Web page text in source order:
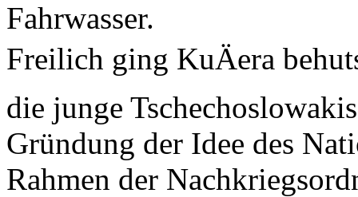
Fahrwasser.
Freilich ging KuÄera
die junge
Gründung der Idee des
Rahmen der